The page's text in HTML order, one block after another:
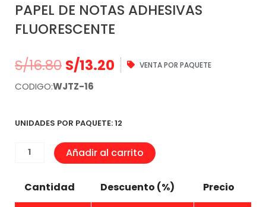
PAPEL DE NOTAS ADHESIVAS
FLUORESCENTE
S/16.80 S/13.20 VENTA POR PAQUETE
CODIGO:WJTZ-16
UNIDADES POR PAQUETE: 12
PAPEL
Añadir al carrito
Cantidad Descuento (%) Precio